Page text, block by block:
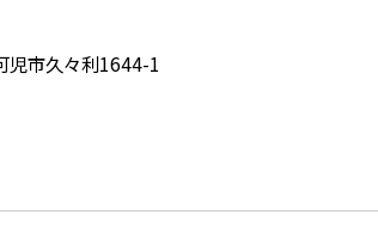
市久々利1644-1